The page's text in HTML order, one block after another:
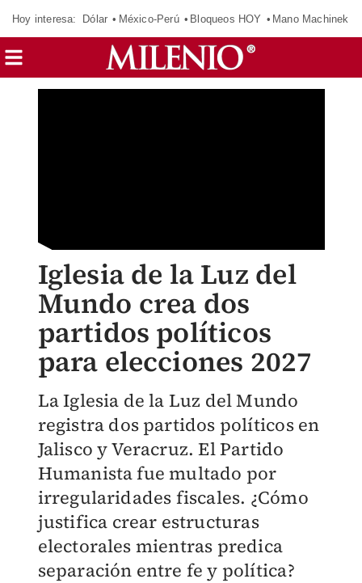
Hoy interesa: Dólar México-Perú Bloqueos HOY Mano Machinek
Iglesia de la Luz del
Mundo crea dos
partidos políticos
para elecciones 2027
La Iglesia de la Luz del Mundo
registra dos partidos políticos en
Jalisco y Veracruz. El Partido
Humanista fue multado por
irregularidades fiscales. ¿Cómo
justifica crear estructuras
electorales mientras predica
separación entre fe y política?